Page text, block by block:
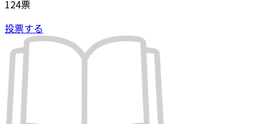
124票
投票する